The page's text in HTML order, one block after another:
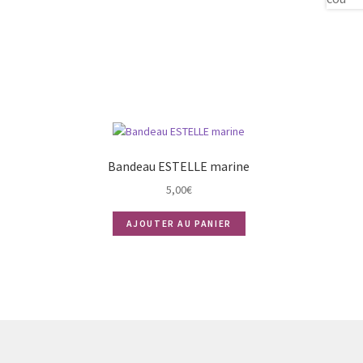
Bandeau ESTELLE marine
5,00€
AJOUTER AU PANIER